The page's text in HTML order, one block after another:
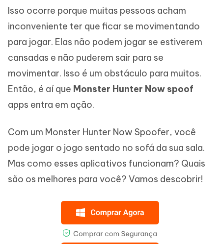
Isso ocorre porque muitas pessoas acham
inconveniente ter que ficar se movimentando
para jogar. Elas não podem jogar se estiverem
cansadas e não puderem sair para se
movimentar. Isso é um obstáculo para muitos.
Então, é aí que Monster Hunter Now spoof
apps entra em ação.
Com um Monster Hunter Now Spoofer, você
pode jogar o jogo sentado no sofá da sua sala.
Mas como esses aplicativos funcionam? Quais
são os melhores para você? Vamos descobrir!